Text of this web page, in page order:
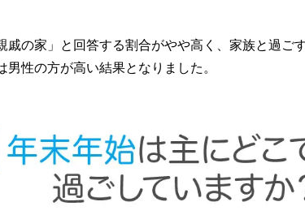
の家」と回答する割合がやや高く、家族と過ご
男性の方が高い結果となりました。